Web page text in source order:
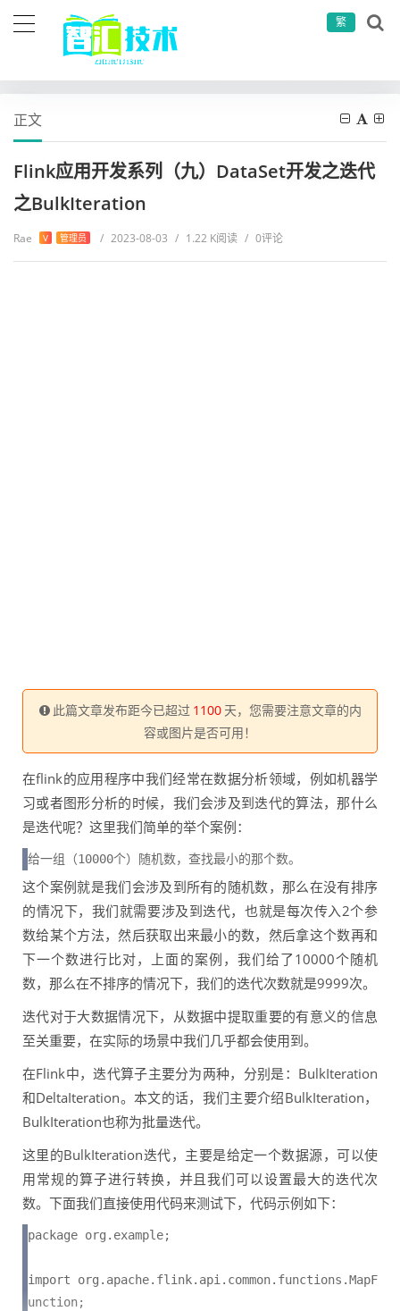
繁
正文
Flink应用开发系列（九）DataSet开发之迭代
之BulkIteration
Rae V 管理员 / 2023-08-03 / 1.22 K阅读 / 0评论
此篇文章发布距今已超过 1100 天，您需要注意文章的内
容或图片是否可用！
在flink的应用程序中我们经常在数据分析领域，例如机器学
习或者图形分析的时候，我们会涉及到迭代的算法，那什么
是迭代呢？这里我们简单的举个案例：
给一组（10000个）随机数，查找最小的那个数。
这个案例就是我们会涉及到所有的随机数，那么在没有排序
的情况下，我们就需要涉及到迭代，也就是每次传入2个参
数给某个方法，然后获取出来最小的数，然后拿这个数再和
下一个数进行比对，上面的案例，我们给了10000个随机
数，那么在不排序的情况下，我们的迭代次数就是9999次。
迭代对于大数据情况下，从数据中提取重要的有意义的信息
至关重要，在实际的场景中我们几乎都会使用到。
在Flink中，迭代算子主要分为两种，分别是：BulkIteration
和DeltaIteration。本文的话，我们主要介绍BulkIteration，
BulkIteration也称为批量迭代。
这里的BulkIteration迭代，主要是给定一个数据源，可以使
用常规的算子进行转换，并且我们可以设置最大的迭代次
数。下面我们直接使用代码来测试下，代码示例如下：
package org.example;
import org.apache.flink.api.common.functions.MapF
unction;